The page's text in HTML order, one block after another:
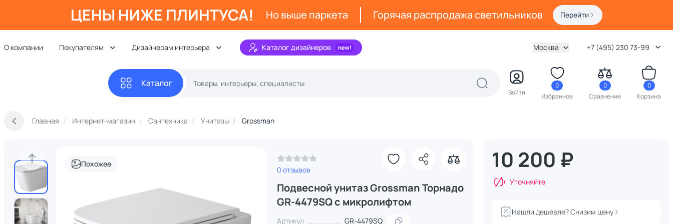
ЦЕНЫ НИЖЕ ПЛИНТУСА! Но выше паркета Горячая распродажа светильников Перейти
О компании Покупателям Дизайнерам интерьера Каталог дизайнеров Москва +7 (495) 230 73-99
Каталог
Войти
0
Избранное
0
Сравнение
0
Корзина
Главная Интернет-магазин Сантехника Унитазы Grossman
Похожее
0 отзывов
Подвесной унитаз Grossman Торнадо
GR-4479SQ с микролифтом
Артикул GR-4479SQ
10 200 ₽
Уточняйте
Нашли дешевле? Снизим цену